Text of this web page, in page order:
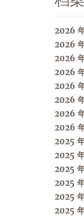
2026
2026
2026
2026
2026
2026
2026
2026
2025
2025
2025
2025
2025
2025